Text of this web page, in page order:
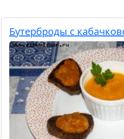
Бутерброды с